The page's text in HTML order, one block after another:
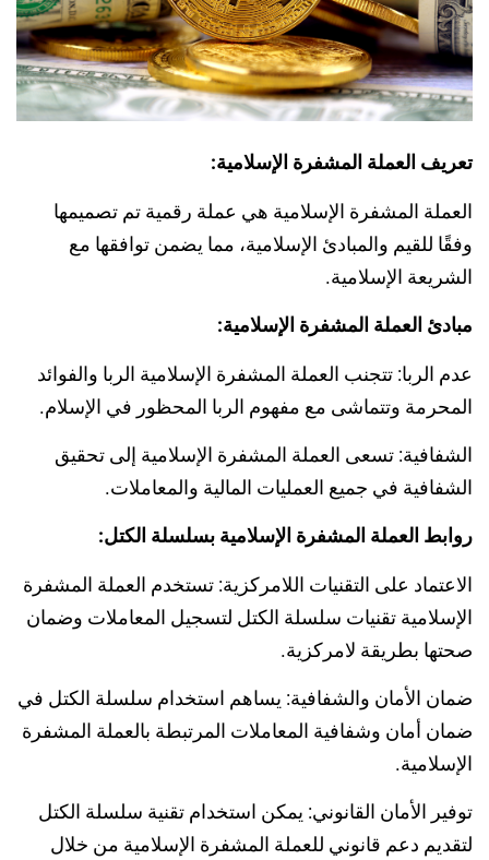
تعريف العملة المشفرة الإسلامية:
العملة المشفرة الإسلامية هي عملة رقمية تم تصميمها
وفقًا للقيم والمبادئ الإسلامية، مما يضمن توافقها مع
الشريعة الإسلامية.
مبادئ العملة المشفرة الإسلامية:
عدم الربا: تتجنب العملة المشفرة الإسلامية الربا والفوائد
المحرمة وتتماشى مع مفهوم الربا المحظور في الإسلام.
الشفافية: تسعى العملة المشفرة الإسلامية إلى تحقيق
الشفافية في جميع العمليات المالية والمعاملات.
روابط العملة المشفرة الإسلامية بسلسلة الكتل:
الاعتماد على التقنيات اللامركزية: تستخدم العملة المشفرة
الإسلامية تقنيات سلسلة الكتل لتسجيل المعاملات وضمان
صحتها بطريقة لامركزية.
ضمان الأمان والشفافية: يساهم استخدام سلسلة الكتل في
ضمان أمان وشفافية المعاملات المرتبطة بالعملة المشفرة
الإسلامية.
توفير الأمان القانوني: يمكن استخدام تقنية سلسلة الكتل
لتقديم دعم قانوني للعملة المشفرة الإسلامية من خلال